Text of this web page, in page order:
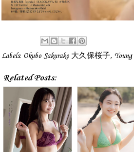
Labels: Okubo Sakurako 大久保桜子, Young
Related Posts: